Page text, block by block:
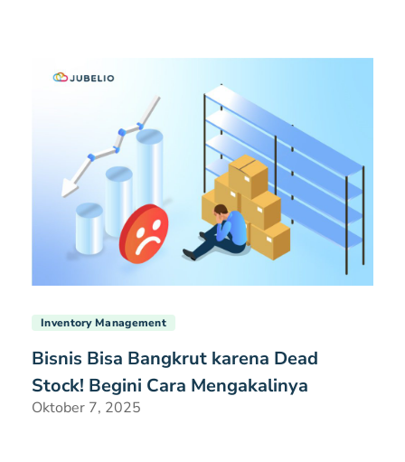
Inventory Management
Bisnis Bisa Bangkrut karena Dead
Stock! Begini Cara Mengakalinya
Oktober 7, 2025